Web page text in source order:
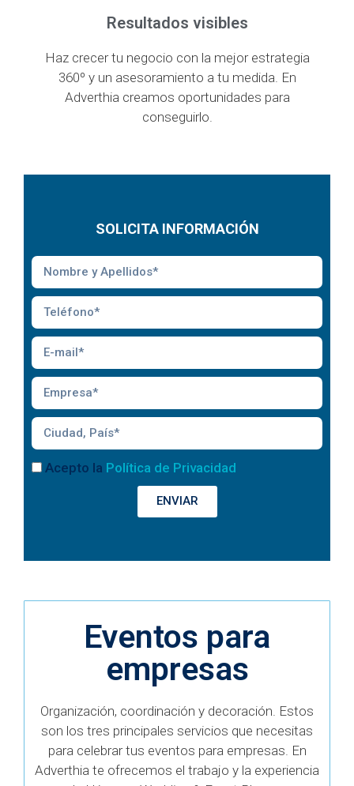
Resultados visibles
Haz crecer tu negocio con la mejor estrategia
360º y un asesoramiento a tu medida. En
Adverthia creamos oportunidades para
conseguirlo.
SOLICITA INFORMACIÓN
Acepto la Política de Privacidad
ENVIAR
Eventos para
empresas
Organización, coordinación y decoración. Estos
son los tres principales servicios que necesitas
para celebrar tus eventos para empresas. En
Adverthia te ofrecemos el trabajo y la experiencia